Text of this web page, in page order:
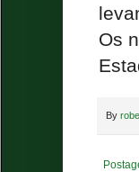
Os
By